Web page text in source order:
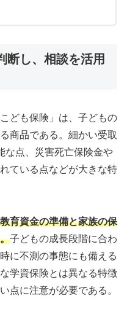
断し、相談を活用
ども保険」は、子どもの
商品である。細かい受取
な点、災害死亡保険金や
ている点などが大きな特
育資金の準備と家族の保
子どもの成長段階に合わ
に不測の事態にも備える
学資保険とは異なる特徴
点に注意が必要である。